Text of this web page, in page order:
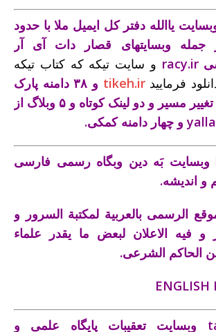
ياالله دفتر کل ايميل ملا با حدود
جمله وبسايتهای قصار دات آی آر
racy.ir و سایت تیکه که کتاب تیکه
فرماییدtikeh.ir
و ۳۸ دامنه پارک
شده و ۱۰ دامنه تغيير مسير و دو لينک کوتاه و ۵ وبلاگ از
و چهار دامنه کمکی.
وبسايت بَه دين وبگاه رسمی فارسی
و انديشه.
الرسمی بالعربیة لمکتبة السرور و
و فيه الاعلان لبعض ما يقدر علماء
الحاکم الشرعی.
وبسايت تعقيبات پايگاه علمی و